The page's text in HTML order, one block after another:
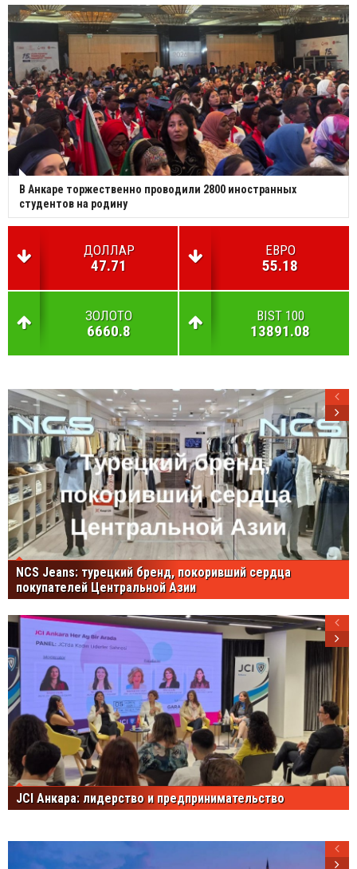
В Анкаре торжественно проводили 2800 иностранных
студентов на родину
ДОЛЛАР
47.71
ЕВРО
55.18
ЗОЛОТО
6660.8
BIST 100
13891.08
NCS Jeans: турецкий бренд, покоривший сердца
покупателей Центральной Азии
JCI Анкара: лидерство и предпринимательство